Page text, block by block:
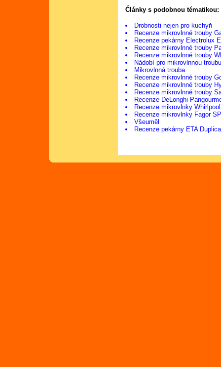
Články s podobnou tématikou:
Drobnosti nejen pro kuchyň
Recenze mikrovlnné trouby
Recenze pekárny Electrolux
Recenze mikrovlnné trouby
Recenze mikrovlnné trouby
Nádobí pro mikrovlnnou
Mikrovlnná trouba
Recenze mikrovlnné trouby
Recenze mikrovlnné trouby
Recenze mikrovlnné trouby
Recenze DeLonghi
Recenze mikrovlnky
Recenze mikrovlnky Fagor
Všeuměl
Recenze pekárny ETA